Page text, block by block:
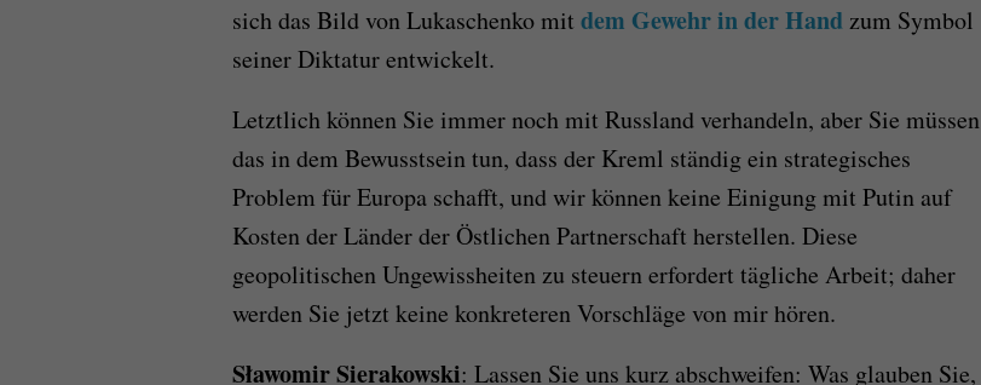
sich das Bild von Lukaschenko mit dem Gewehr in der Handzum Symbol
seiner Diktatur entwickelt.
Letztlich können Sie immer noch mit Russland verhandeln, aber Sie müssen
das in dem Bewusstsein tun, dass der Kreml ständig ein strategisches
Problem für Europa schafft, und wir können keine Einigung mit Putin auf
Kosten der Länder der Östlichen Partnerschaft herstellen. Diese
geopolitischen Ungewissheiten zu steuern erfordert tägliche Arbeit; daher
werden Sie jetzt keine konkreteren Vorschläge von mir hören.
SławomirSierakowski: Lassen Sie uns kurz abschweifen: Was glauben Sie,